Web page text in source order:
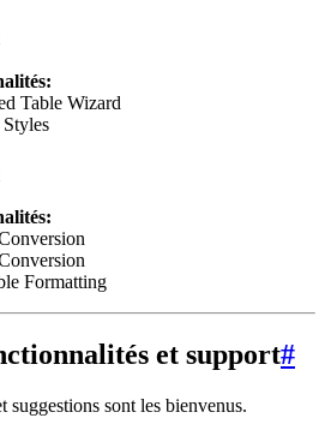
Table Wizard
Formatting
et support#
suggestions sont les bienvenus.